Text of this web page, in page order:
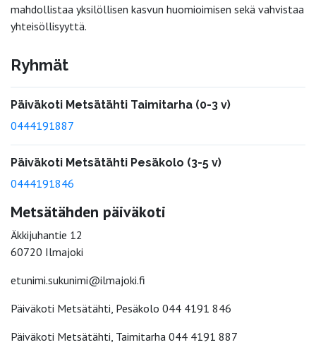
mahdollistaa yksilöllisen kasvun huomioimisen sekä vahvistaa
yhteisöllisyyttä.
Ryhmät
Päiväkoti Metsätähti Taimitarha (0-3 v)
0444191887
Päiväkoti Metsätähti Pesäkolo (3-5 v)
0444191846
Metsätähden päiväkoti
Äkkijuhantie 12
60720 Ilmajoki
etunimi.sukunimi@ilmajoki.fi
Päiväkoti Metsätähti, Pesäkolo 044 4191 846
Päiväkoti Metsätähti, Taimitarha 044 4191 887